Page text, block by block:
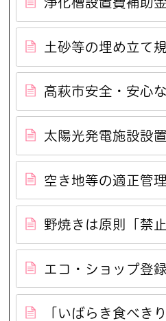
浄化槽設置費補助金
土砂等の埋め立て
高萩市安全・安心
太陽光発電施設設
空き地等の適正管理
野焼きは原則「禁
エコ・ショップ登
「いばらき食べき